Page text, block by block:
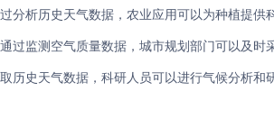
分析历史天气数据，农业应用可以为种植提供
过监测空气质量数据，城市规划部门可以及
历史天气数据，科研人员可以进行气候分析和